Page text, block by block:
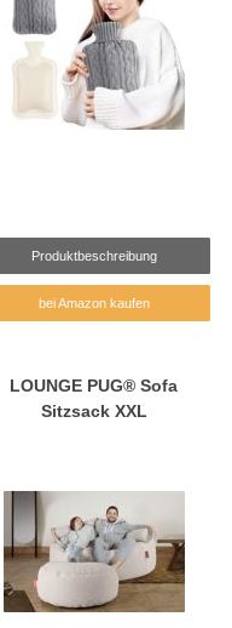
Produktbeschreibung
bei Amazon kaufen
LOUNGE PUG® Sofa
Sitzsack XXL